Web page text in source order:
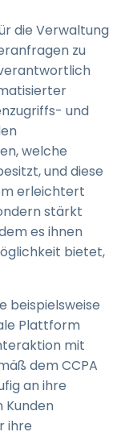
die Verwaltung
zu
und
welche
und diese
erleichtert
stärkt
es ihnen
bietet,
beispielsweise
Plattform
mit
dem CCPA
an ihre
Kunden
ihre